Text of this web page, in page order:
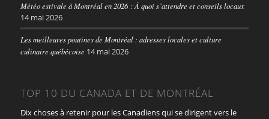
Météo estivale à Montréal en 2026 : À quoi s’attendre et conseils locaux
14 mai 2026
Les meilleures poutines de Montréal : adresses locales et culture
culinaire québécoise 14 mai 2026
TOP 10 DU CANADA ET DE MONTRÉAL
Dix choses à retenir pour les Canadiens qui se dirigent vers le